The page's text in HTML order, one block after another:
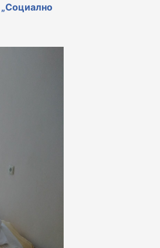
„Социално